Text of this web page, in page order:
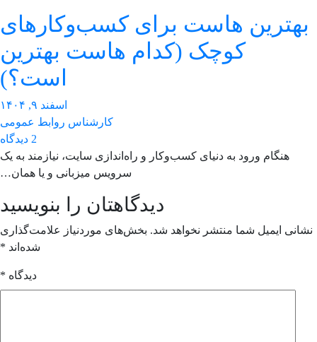
هاست برای کسب‌وکارهای
کوچک (کدام هاست بهترین
است؟)
اسفند ۹, ۱۴۰۴
کارشناس روابط عمومی
هنگام ورود به دنیای کسب‌وکار و راه‌اندازی سایت، نیازمند به یک
سرویس میزبانی و یا همان…
دیدگاهتان را بنویسید
ایمیل شما منتشر نخواهد شد. بخش‌های موردنیاز علامت‌گذاری
شده‌اند *
دیدگاه*